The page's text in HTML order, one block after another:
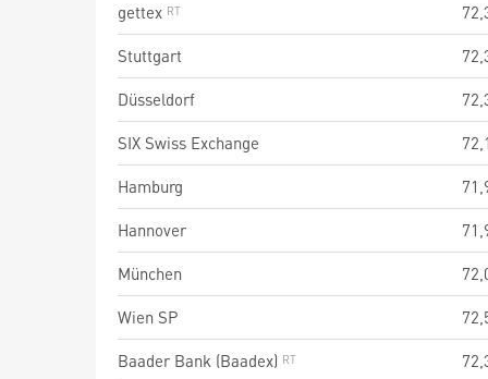
gettex
Stuttgart
Düsseldorf
SIX Swiss Exchange
Hamburg
Hannover
München
Wien SP
Baader Bank (Baadex)